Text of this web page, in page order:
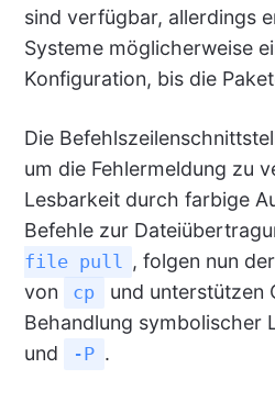
sind verfügbar, allerdings
Systeme möglicherweise
Konfiguration, bis die
Die
um die Fehlermeldung zu
Lesbarkeit durch farbige
Befehle zur
file pull , folgen nun
von
cp
und unterstützen
Behandlung symbolischer
und -P .